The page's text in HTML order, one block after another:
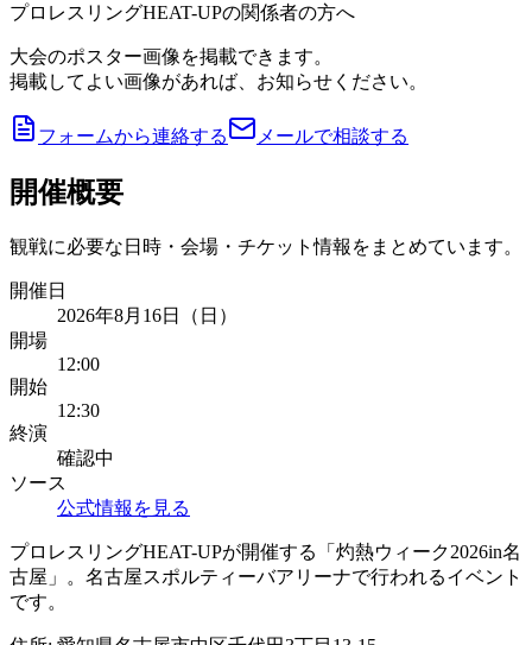
プロレスリングHEAT-UPの関係者の方へ
大会のポスター画像を掲載できます。
掲載してよい画像があれば、お知らせください。
フォームから連絡する メールで相談する
開催概要
観戦に必要な日時・会場・チケット情報をまとめています。
開催日
2026年8月16日（日）
開場
12:00
開始
12:30
終演
確認中
ソース
公式情報を見る
プロレスリングHEAT-UPが開催する「灼熱ウィーク2026in名
古屋」。名古屋スポルティーバアリーナで行われるイベント
です。